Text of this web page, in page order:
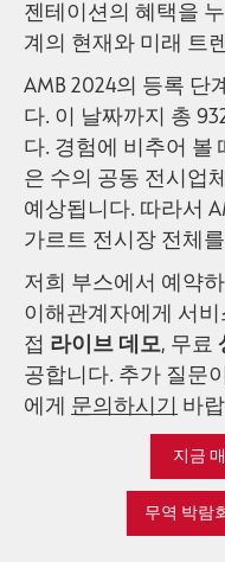
젠테이션의 혜택을
계의 현재와 미래 트
AMB 2024의 등록 단
다. 이 날짜까지 총
다. 경험에 비추어 볼
은 수의 공동 전시업
예상됩니다. 따라서
가르트 전시장 전체
저희 부스에서 예약
이해관계자에게 서
접 라이브 데모, 무료
공합니다. 추가 질문
에게 문의하시기 바
지금
무역 박람